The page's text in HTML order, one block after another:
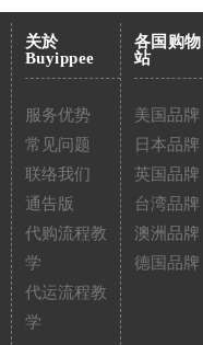
关於
Buyippee
服务优势
常见问题
联络我们
通告版
代购流程教
学
代运流程教
学
各国购物
站
美国品牌
日本品牌
英国品牌
台湾品牌
澳洲品牌
德国品牌